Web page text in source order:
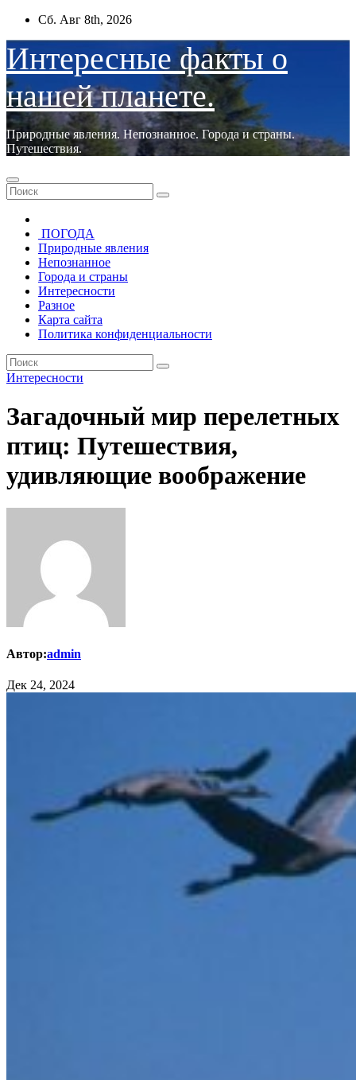
Перейти
содержимому
Сб. Авг 8th, 2026
Интересные факты о
нашей планете.
Природные явления. Непознанное. Города и страны.
Путешествия.
ПОГОДА
Природные явления
Непознанное
Города и страны
Интересности
Разное
Карта сайта
Политика конфиденциальности
Интересности
Загадочный мир перелетных
птиц: Путешествия,
удивляющие воображение
Автор:admin
Дек 24, 2024